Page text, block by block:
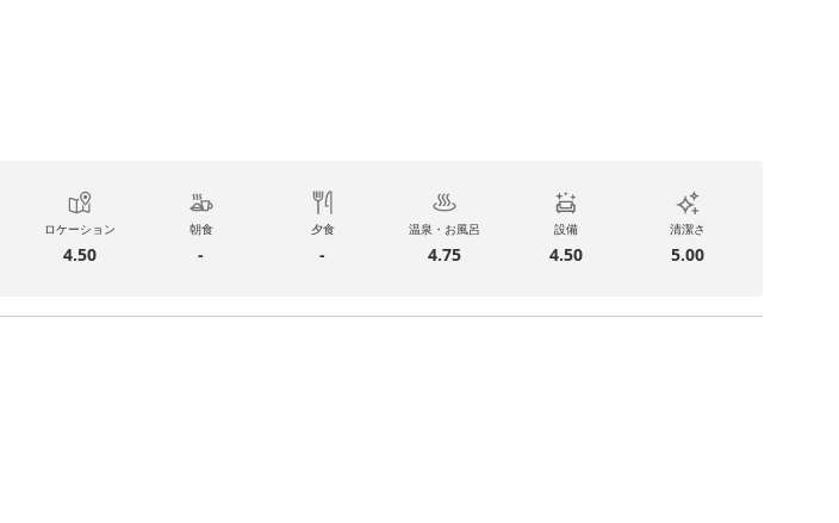
ロケーション
4.50
朝食
-
夕食
-
温泉・お風呂
4.75
設備
4.50
清潔さ
5.00